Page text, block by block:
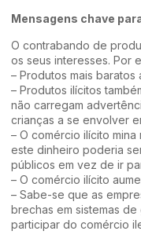
Mensagens chave
O contrabando de
os seus interesses. Por
– Produtos mais baratos
– Produtos ilícitos
não carregam
crianças a se envolver
– O comércio ilícito
este dinheiro poderia
públicos em vez de ir
– O comércio ilícito
– Sabe-se que as
brechas em sistemas
participar do comércio